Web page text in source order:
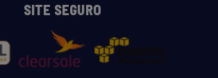
SITE SEGURO